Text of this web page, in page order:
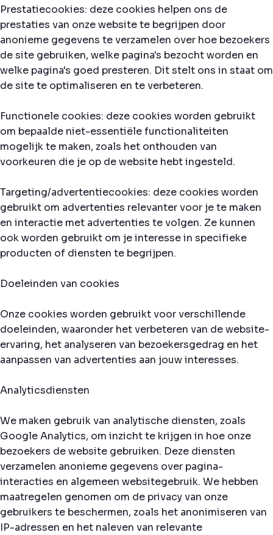
Prestatiecookies: deze cookies helpen ons de
prestaties van onze website te begrijpen door
anonieme gegevens te verzamelen over hoe bezoekers
de site gebruiken, welke pagina's bezocht worden en
welke pagina's goed presteren. Dit stelt ons in staat om
de site te optimaliseren en te verbeteren.
Functionele cookies: deze cookies worden gebruikt
om bepaalde niet-essentiële functionaliteiten
mogelijk te maken, zoals het onthouden van
voorkeuren die je op de website hebt ingesteld.
Targeting/advertentiecookies: deze cookies worden
gebruikt om advertenties relevanter voor je te maken
en interactie met advertenties te volgen. Ze kunnen
ook worden gebruikt om je interesse in specifieke
producten of diensten te begrijpen.
Doeleinden van cookies
Onze cookies worden gebruikt voor verschillende
doeleinden, waaronder het verbeteren van de website-
ervaring, het analyseren van bezoekersgedrag en het
aanpassen van advertenties aan jouw interesses.
Analyticsdiensten
We maken gebruik van analytische diensten, zoals
Google Analytics, om inzicht te krijgen in hoe onze
bezoekers de website gebruiken. Deze diensten
verzamelen anonieme gegevens over pagina-
interacties en algemeen websitegebruik. We hebben
maatregelen genomen om de privacy van onze
gebruikers te beschermen, zoals het anonimiseren van
IP-adressen en het naleven van relevante